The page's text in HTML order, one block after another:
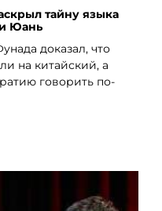
тайну языка
Юань
доказал, что
на китайский, а
говорить по-